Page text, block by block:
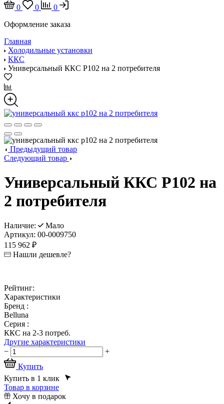
0
0
0
Оформление заказа
Главная
Холодильные установки
ККС
Универсальный ККС Р102 на 2 потребителя
Предыдущий товар
Следующий товар
Универсальный ККС Р102 на
2 потребителя
Наличие:
Мало
Артикул: 00-0009750
115 962 ₽
Нашли дешевле?
Рейтинг:
Характеристики
Бренд :
Belluna
Серия :
ККС на 2-3 потреб.
Другие характеристики
−
+
Купить
Купить в 1 клик
Товар в корзине
Хочу в подарок